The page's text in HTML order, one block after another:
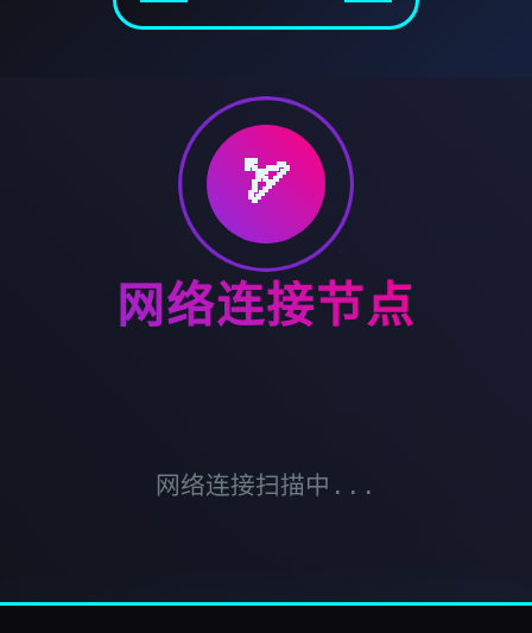
🏹
网络连接节点
网络连接扫描中...